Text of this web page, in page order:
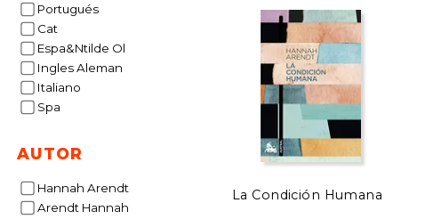
Portugués
Cat
Espa&Ntilde Ol
Ingles Aleman
Italiano
Spa
AUTOR
Hannah Arendt
Arendt Hannah
15%
dcto.
La Condición Humana